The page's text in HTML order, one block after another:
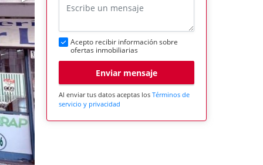
Acepto recibir información sobre
ofertas inmobiliarias
Enviar mensaje
Al enviar tus datos aceptas los Términos de
servicio y privacidad